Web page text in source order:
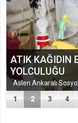
ATIK KAĞIDIN
YOLCULUĞU
1 2 3 4